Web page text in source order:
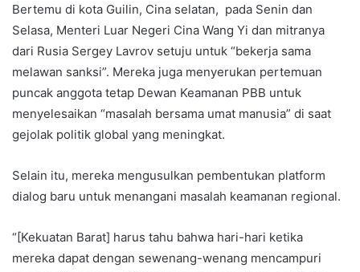
Bertemu di kota Guilin, Cina selatan, pada Senin dan
Selasa, Menteri Luar Negeri Cina Wang Yi dan mitranya
dari Rusia Sergey Lavrov setuju untuk “bekerja sama
melawan sanksi”. Mereka juga menyerukan pertemuan
puncak anggota tetap Dewan Keamanan PBB untuk
menyelesaikan “masalah bersama umat manusia” di saat
gejolak politik global yang meningkat.
Selain itu, mereka mengusulkan pembentukan platform
dialog baru untuk menangani masalah keamanan regional.
“[Kekuatan Barat] harus tahu bahwa hari-hari ketika
mereka dapat dengan sewenang-wenang mencampuri